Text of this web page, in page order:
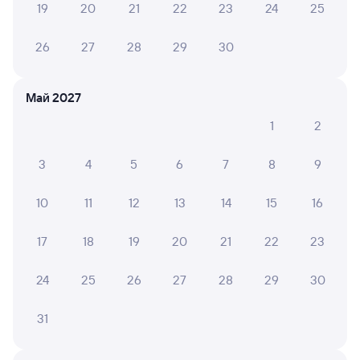
Онлайн-возврат билетов без очереди в кассу
Подробные ответы на вопросы о поездке или
СМС-сопровождение до посадки в поезд
Оформление без регистрации на сайте
Что нужно, чтобы сесть в поезд?
Как поменять билет на другую дату или
на другой поезд?
19 20 21 22 23 24 25
26 27 28 29 30
Май 2027
1
2
3 4 5 6 7 8 9
10 11 12 13 14 15 16
17 18 19 20 21 22 23
24 25 26 27 28 29 30
31